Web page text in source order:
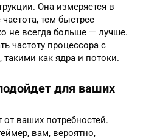
Она измеряется в
тем быстрее
не всегда больше — лучше.
частоту процессора с
такими как ядра и потоки.
для ваших
ваших потребностей.
вам, вероятно,